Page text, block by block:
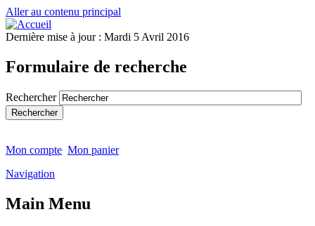
Aller au contenu principal
Dernière mise à jour : Mardi 5 Avril 2016
Formulaire de recherche
Rechercher
Mon compte Mon panier
Navigation
Main Menu